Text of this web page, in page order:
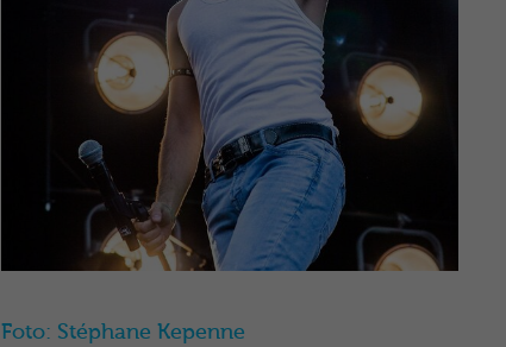
Foto: Stéphane Kepenne